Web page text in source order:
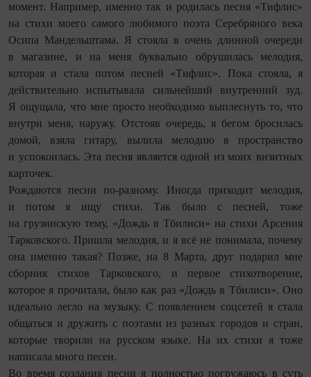
момент. Например, именно так и родилась песня «Тифлис»
на стихи моего самого любимого поэта Серебряного века
Осипа Мандельштама. Я стояла в очень длинной очереди
в магазине, и на меня буквально обрушилась мелодия,
которая и стала потом песней «Тифлис». Пока стояла, я
действительно испытывала сильнейший внутренний зуд.
Я ощущала, что мне просто необходимо выплеснуть то, что
внутри меня, наружу. Отстояв очередь, я бегом бросилась
домой, взяла гитару, вылила мелодию в пространство
и успокоилась. Эта песня является одной из моих визитных
карточек.
Рождаются песни по-разному. Иногда приходит мелодия,
и потом я ищу стихи. Так было с песней, тоже
на грузинскую тему, «Дождь в Тбилиси» на стихи Арсения
Тарковского. Пришла мелодия, и я всё не понимала, почему
она именно такая? Позже, на 8 Марта, друг подарил мне
сборник стихов Тарковского, и первое стихотворение,
которое я прочитала, было как раз «Дождь в Тбилиси». Оно
идеально легло на музыку. С появлением соцсетей я стала
общаться и дружить с поэтами из разных городов и стран,
которые творили на русском языке. На их стихи я тоже
написала много песен.
Во время создания песни я полностью погружаюсь в суть